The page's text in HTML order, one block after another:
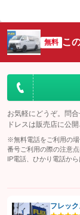
無料 こ
お気軽にどうぞ。問
ドレスは販売店に公開
※無料電話をご利用の
番号ご利用の際の注意点
IP電話、ひかり電話か
フレッ